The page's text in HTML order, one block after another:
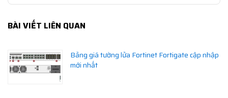
BÀI VIẾT LIÊN QUAN
Bảng giá tường lửa Fortinet Fortigate cập nhập
mới nhất